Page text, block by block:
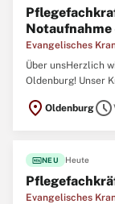
Notaufnahme
Evangelisches
Über unsHerzlich
Oldenburg! Unser
Oldenburg und ist
jährlich 19.500
location_on Oldenburgschedule
fiber_newNEU Heute
Evangelisches